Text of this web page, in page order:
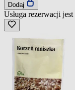
Dodaj
Usługa rezerwacji jest